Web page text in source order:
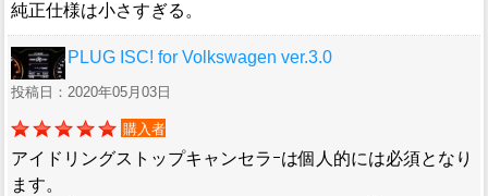
純正仕様は小さすぎる。
PLUG ISC! for Volkswagen ver.3.0
投稿日：2020年05月03日
購入者
アイドリングストップキャンセラｰは個人的には必須となり
ます。